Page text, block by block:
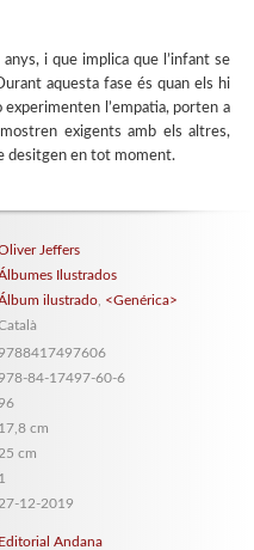
i que implica que l’infant se
aquesta fase és quan els hi
l’empatia, porten a
exigents amb els altres,
desitgen en tot moment.
Jeffers
Ilustrados
ilustrado, <Genérica>
84-17497-60-6
17,8 cm
25 cm
1
27-12-2019
Editorial Andana